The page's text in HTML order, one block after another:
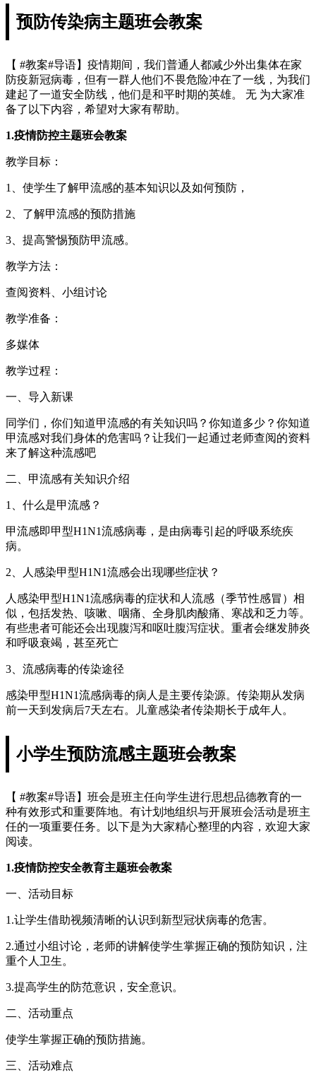
预防传染病主题班会教案
【 #教案#导语】疫情期间，我们普通人都减少外出集体在家
防疫新冠病毒，但有一群人他们不畏危险冲在了一线，为我们
建起了一道安全防线，他们是和平时期的英雄。 无 为大家准
备了以下内容，希望对大家有帮助。
1.疫情防控主题班会教案
教学目标：
1、使学生了解甲流感的基本知识以及如何预防，
2、了解甲流感的预防措施
3、提高警惕预防甲流感。
教学方法：
查阅资料、小组讨论
教学准备：
多媒体
教学过程：
一、导入新课
同学们，你们知道甲流感的有关知识吗？你知道多少？你知道
甲流感对我们身体的危害吗？让我们一起通过老师查阅的资料
来了解这种流感吧
二、甲流感有关知识介绍
1、什么是甲流感？
甲流感即甲型H1N1流感病毒，是由病毒引起的呼吸系统疾
病。
2、人感染甲型H1N1流感会出现哪些症状？
人感染甲型H1N1流感病毒的症状和人流感（季节性感冒）相
似，包括发热、咳嗽、咽痛、全身肌肉酸痛、寒战和乏力等。
有些患者可能还会出现腹泻和呕吐腹泻症状。重者会继发肺炎
和呼吸衰竭，甚至死亡
3、流感病毒的传染途径
感染甲型H1N1流感病毒的病人是主要传染源。传染期从发病
前一天到发病后7天左右。儿童感染者传染期长于成年人。
小学生预防流感主题班会教案
【 #教案#导语】班会是班主任向学生进行思想品德教育的一
种有效形式和重要阵地。有计划地组织与开展班会活动是班主
任的一项重要任务。以下是为大家精心整理的内容，欢迎大家
阅读。
1.疫情防控安全教育主题班会教案
一、活动目标
1.让学生借助视频清晰的认识到新型冠状病毒的危害。
2.通过小组讨论，老师的讲解使学生掌握正确的预防知识，注
重个人卫生。
3.提高学生的防范意识，安全意识。
二、活动重点
使学生掌握正确的预防措施。
三、活动难点